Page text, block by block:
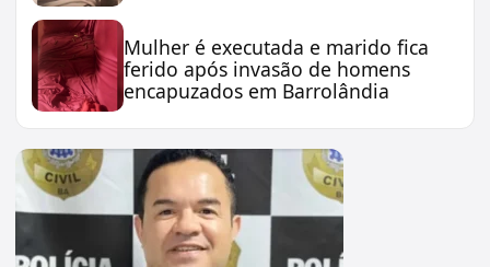
Mulher é executada e marido fica
ferido após invasão de homens
encapuzados em Barrolândia